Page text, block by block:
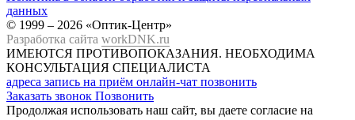
данных
© 1999 – 2026 «Оптик-Центр»
Разработка сайта workDNK.ru
ИМЕЮТСЯ ПРОТИВОПОКАЗАНИЯ. НЕОБХОДИМА
КОНСУЛЬТАЦИЯ СПЕЦИАЛИСТА
адреса запись на приём онлайн-чат позвонить
Заказать звонок Позвонить
Продолжая использовать наш сайт, вы даете согласие на